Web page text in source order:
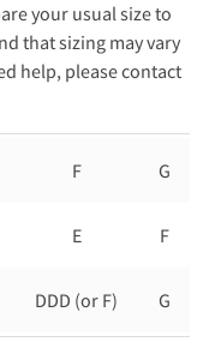
your usual size to
that sizing may vary
help, please contact
F G
E F
DDD (or F) G